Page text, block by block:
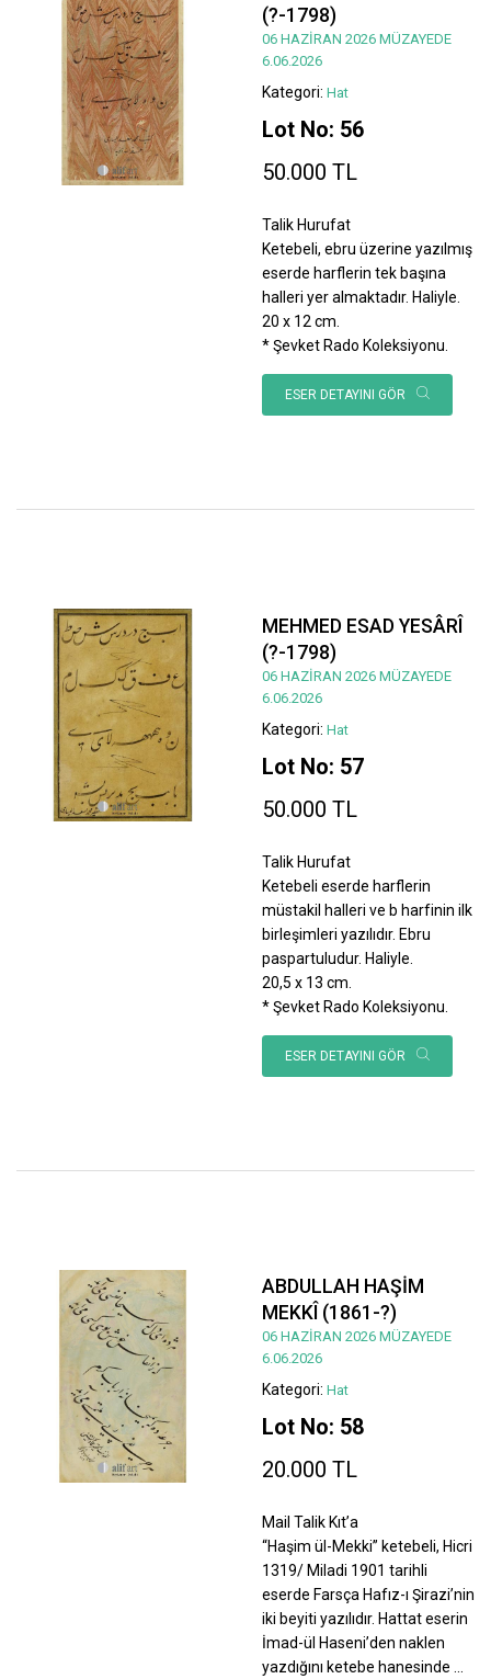
(?-1798)
06 HAZİRAN 2026 MÜZAYEDE
6.06.2026
Kategori: Hat
Lot No: 56
50.000 TL
Talik Hurufat
Ketebeli, ebru üzerine yazılmış
eserde harflerin tek başına
halleri yer almaktadır. Haliyle.
20 x 12 cm.
* Şevket Rado Koleksiyonu.
ESER DETAYINI GÖR
MEHMED ESAD YESÂRÎ
(?-1798)
06 HAZİRAN 2026 MÜZAYEDE
6.06.2026
Kategori: Hat
Lot No: 57
50.000 TL
Talik Hurufat
Ketebeli eserde harflerin
müstakil halleri ve b harfinin ilk
birleşimleri yazılıdır. Ebru
paspartuludur. Haliyle.
20,5 x 13 cm.
* Şevket Rado Koleksiyonu.
ESER DETAYINI GÖR
ABDULLAH HAŞİM
MEKKÎ (1861-?)
06 HAZİRAN 2026 MÜZAYEDE
6.06.2026
Kategori: Hat
Lot No: 58
20.000 TL
Mail Talik Kıt’a
“Haşim ül-Mekki” ketebeli, Hicri
1319/ Miladi 1901 tarihli
eserde Farsça Hafız-ı Şirazi’nin
iki beyiti yazılıdır. Hattat eserin
İmad-ül Haseni’den naklen
yazdığını ketebe hanesinde